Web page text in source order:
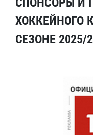
ХОККЕЙНОГО
СЕЗОНЕ 2025/